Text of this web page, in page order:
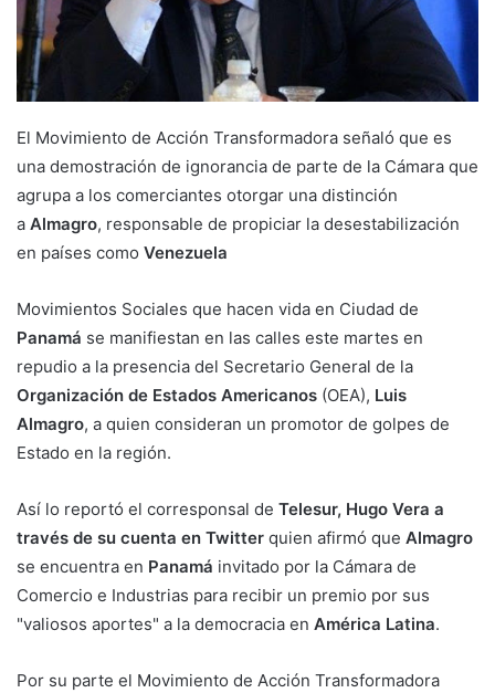
El Movimiento de Acción Transformadora señaló que es
una demostración de ignorancia de parte de la Cámara que
agrupa a los comerciantes otorgar una distinción
a Almagro, responsable de propiciar la desestabilización
en países como Venezuela
Movimientos Sociales que hacen vida en Ciudad de
Panamá se manifiestan en las calles este martes en
repudio a la presencia del Secretario General de la
Organización de Estados Americanos (OEA), Luis
Almagro, a quien consideran un promotor de golpes de
Estado en la región.
Así lo reportó el corresponsal de Telesur, Hugo Vera a
través de su cuenta en Twitter quien afirmó que Almagro
se encuentra en Panamá invitado por la Cámara de
Comercio e Industrias para recibir un premio por sus
"valiosos aportes" a la democracia en América Latina.
Por su parte el Movimiento de Acción Transformadora